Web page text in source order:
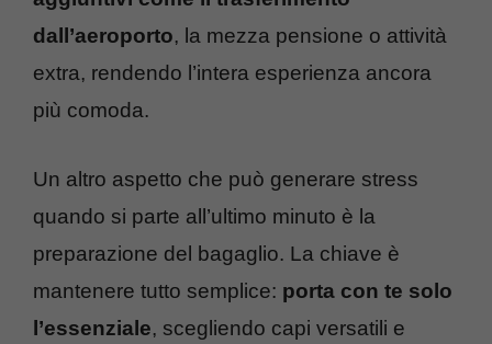
dall’aeroporto, la mezza pensione o attività
extra, rendendo l’intera esperienza ancora
più comoda.
Un altro aspetto che può generare stress
quando si parte all’ultimo minuto è la
preparazione del bagaglio. La chiave è
mantenere tutto semplice: porta con te solo
l’essenziale, scegliendo capi versatili e